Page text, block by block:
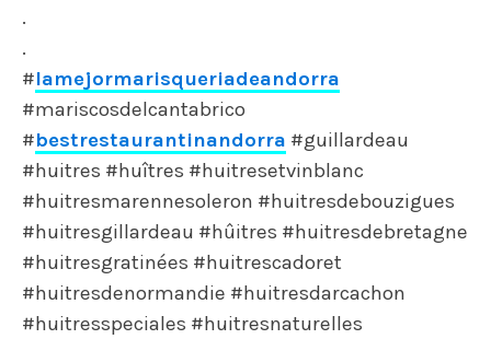
.
.
#lamejormarisqueriadeandorra
#mariscosdelcantabrico
#bestrestaurantinandorra #guillardeau
#huitres #huîtres #huitresetvinblanc
#huitresmarennesoleron #huitresdebouzigues
#huitresgillardeau #hûitres #huitresdebretagne
#huitresgratinées #huitrescadoret
#huitresdenormandie #huitresdarcachon
#huitresspeciales #huitresnaturelles